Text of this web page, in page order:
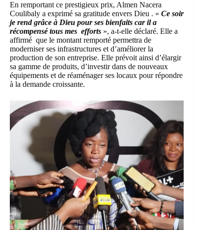
En remportant ce prestigieux prix, Almen Nacera
Coulibaly a exprimé sa gratitude envers Dieu . « Ce soir
je rend grâce à Dieu pour ses bienfaits car il a
récompensé tous mes efforts », a-t-elle déclaré. Elle a
affirmé que le montant remporté permettra de
moderniser ses infrastructures et d’améliorer la
production de son entreprise. Elle prévoit ainsi d’élargir
sa gamme de produits, d’investir dans de nouveaux
équipements et de réaménager ses locaux pour répondre
à la demande croissante.